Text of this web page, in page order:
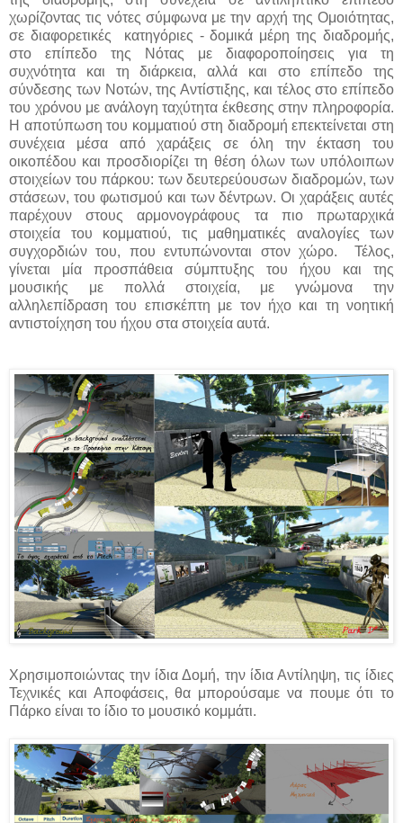
χωρίζοντας τις νότες σύμφωνα με την αρχή της Ομοιότητας,
σε διαφορετικές κατηγόριες - δομικά μέρη της διαδρομής,
στο επίπεδο της Νότας με διαφοροποίησεις για τη
συχνότητα και τη διάρκεια, αλλά και στο επίπεδο της
σύνδεσης των Νοτών, της Αντίστιξης, και τέλος στο επίπεδο
του χρόνου με ανάλογη ταχύτητα έκθεσης στην πληροφορία.
Η αποτύπωση του κομματιού στη διαδρομή επεκτείνεται στη
συνέχεια μέσα από χαράξεις σε όλη την έκταση του
οικοπέδου και προσδιορίζει τη θέση όλων των υπόλοιπων
στοιχείων του πάρκου: των δευτερεύουσων διαδρομών, των
στάσεων, του φωτισμού και των δέντρων. Οι χαράξεις αυτές
παρέχουν στους αρμονογράφους τα πιο πρωταρχικά
στοιχεία του κομματιού, τις μαθηματικές αναλογίες των
συγχορδιών του, που εντυπώνονται στον χώρο. Τέλος,
γίνεται μία προσπάθεια σύμπτυξης του ήχου και της
μουσικής με πολλά στοιχεία, με γνώμονα την
αλληλεπίδραση του επισκέπτη με τον ήχο και τη νοητική
αντιστοίχηση του ήχου στα στοιχεία αυτά.
Χρησιμοποιώντας την ίδια Δομή, την ίδια Αντίληψη, τις ίδιες
Τεχνικές και Αποφάσεις, θα μπορούσαμε να πουμε ότι το
Πάρκο είναι το ίδιο το μουσικό κομμάτι.